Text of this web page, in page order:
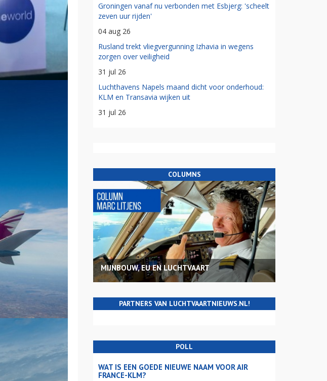
Groningen vanaf nu verbonden met Esbjerg: 'scheelt
zeven uur rijden'
04 aug 26
Rusland trekt vliegvergunning Izhavia in wegens
zorgen over veiligheid
31 jul 26
Luchthavens Napels maand dicht voor onderhoud:
KLM en Transavia wijken uit
31 jul 26
COLUMNS
MIJNBOUW, EU EN LUCHTVAART
PARTNERS VAN LUCHTVAARTNIEUWS.NL!
POLL
WAT IS EEN GOEDE NIEUWE NAAM VOOR AIR
FRANCE-KLM?